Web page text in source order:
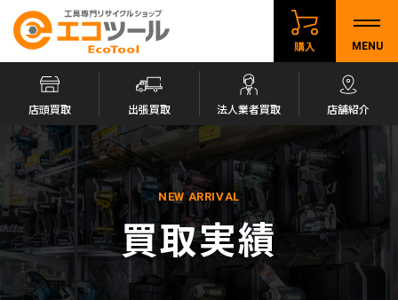
購入 MENU
店頭買取 出張買取 法人業者買取 店舗紹介
NEW ARRIVAL
買取実績